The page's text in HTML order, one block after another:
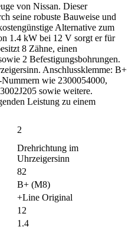
von Nissan. Dieser
seine robuste Bauweise und
Alternative zum
1.4 kW bei 12 V sorgt er für
8 Zähne, einen
2 Befestigungsbohrungen.
Anschlussklemme: B+
wie 2300054000,
sowie weitere.
Leistung zu einem
2
Drehrichtung im
Uhrzeigersinn
82
B+ (M8)
+Line Original
12
1.4